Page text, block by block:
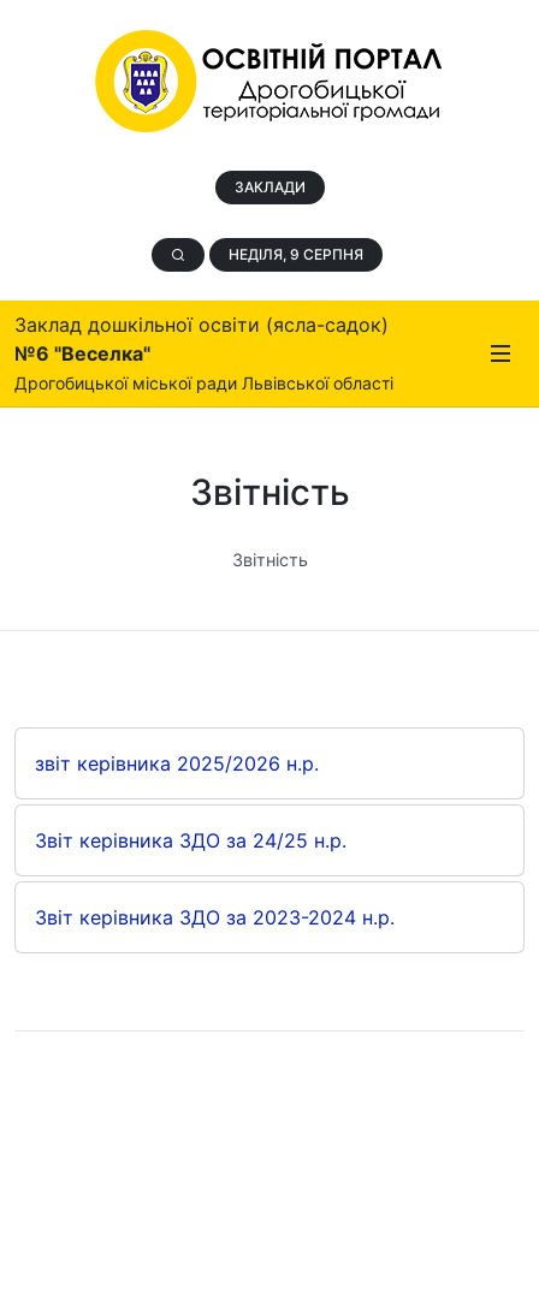
ЗАКЛАДИ
НЕДІЛЯ, 9 СЕРПНЯ
Заклад дошкільної освіти (ясла-садок)
№6 "Веселка"
Дрогобицької міської ради Львівської області
Звітність
Звітність
звіт керівника 2025/2026 н.р.
Звіт керівника ЗДО за 24/25 н.р.
Звіт керівника ЗДО за 2023-2024 н.р.